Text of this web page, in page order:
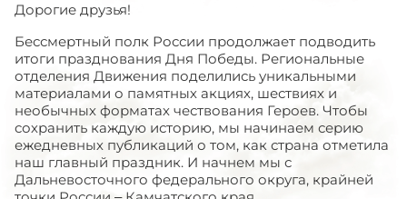
Дорогие друзья!
Бессмертный полк России продолжает подводить
итоги празднования Дня Победы. Региональные
отделения Движения поделились уникальными
материалами о памятных акциях, шествиях и
необычных форматах чествования Героев. Чтобы
сохранить каждую историю, мы начинаем серию
ежедневных публикаций о том, как страна отметила
наш главный праздник. И начнем мы с
Дальневосточного федерального округа, крайней